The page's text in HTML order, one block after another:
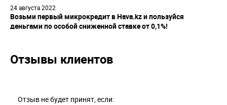
24 августа 2022
Возьми первый микрокредит в Hava.kz и пользуйся
деньгами по особой сниженной ставке от 0,1%!
Отзывы клиентов
Отзыв не будет принят, если: